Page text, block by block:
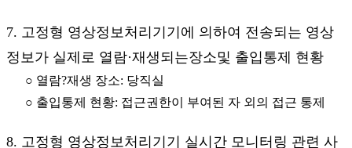
7. 고정형 영상정보처리기기에 의하여 전송되는 영상
정보가 실제로 열람·재생되는장소및 출입통제 현황
○ 열람?재생 장소: 당직실
○ 출입통제 현황: 접근권한이 부여된 자 외의 접근 통제
8. 고정형 영상정보처리기기 실시간 모니터링 관련 사